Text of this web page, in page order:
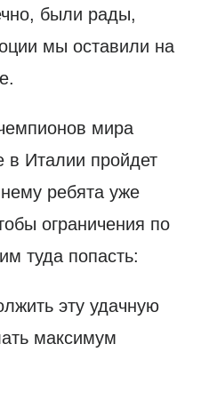
были рады,
мы оставили на
мира
в Италии пройдет
ребята уже
ограничения по
туда попасть:
эту удачную
максимум